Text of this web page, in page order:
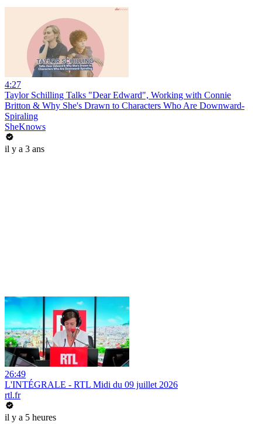
4:27
Taylor Schilling Talks "Dear Edward", Working with Connie
Britton & Why She's Drawn to Characters Who Are Downward-
Spiraling
SheKnows
il y a 3 ans
26:49
L'INTÉGRALE - RTL Midi du 09 juillet 2026
rtl.fr
il y a 5 heures